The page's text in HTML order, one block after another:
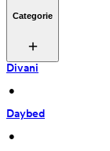
Categorie
Divani
•
Daybed
•